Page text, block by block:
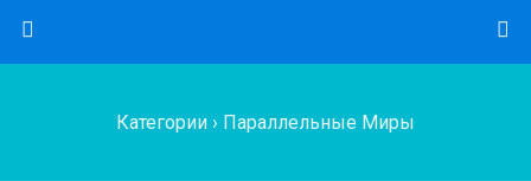
Категории › Параллельные Миры